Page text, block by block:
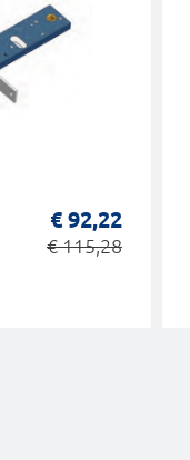
€ 92,22
€ 115,28